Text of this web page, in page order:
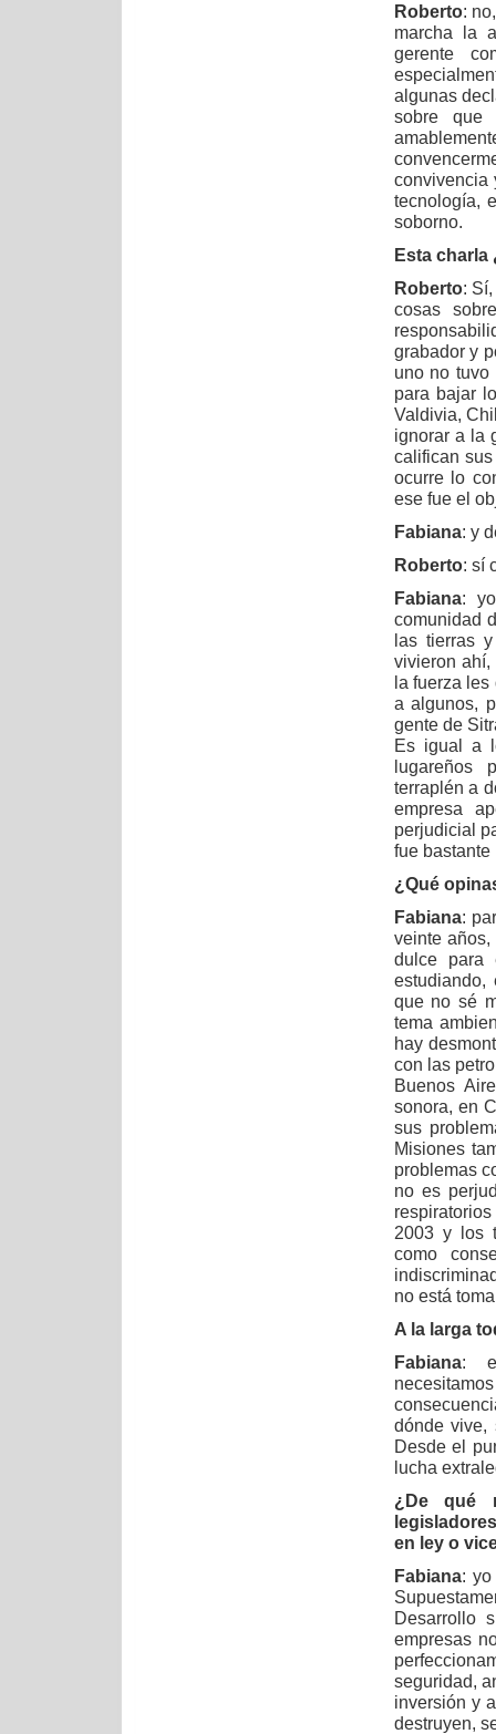
Roberto:
marcha la
gerente
algunas
sobre
convivencia
tecnología,
soborno.
Esta charla
Roberto:
cosas
grabador y
uno no tuvo
para bajar
Valdivia,
ignorar a la
califican
ocurre lo
ese fue el
Fabiana: y
Roberto: sí
Fabiana:
comunidad
las tierras
vivieron ahí,
la fuerza
a algunos,
gente de
Es igual a
lugareños
terraplén a
empresa
perjudicial
fue
¿Qué
Fabiana:
veinte
dulce para
que no sé
tema
hay
con las
Buenos
sonora, en
sus
Misiones
problemas
no es
2003 y los
como
no está
A la larga
Fabiana:
dónde
Desde el
lucha
¿De qué
en ley o
Fabiana: yo
Desarrollo
empresas
seguridad,
inversión y
destruyen,